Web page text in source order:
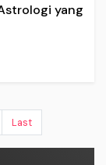
yang
Last